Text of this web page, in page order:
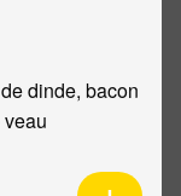
dinde, bacon